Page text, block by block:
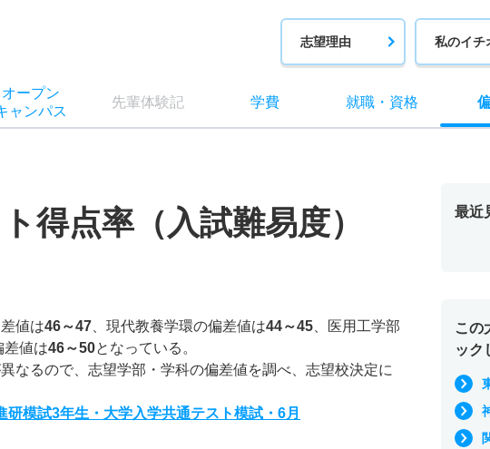
志望理由 私のイチ
オープン
ャンパス
先輩体験記 学費 就職・ 資格
得点率（入試難易度）
値は46～47 、現代教養学環の偏差値は44～45 、医用工学部
差値は46～50となっている。
なるので、志望学部・学科の偏差値を調べ、志望校決定に
模試3年生・大学入学共通テスト模試・6月
最近
この
ック